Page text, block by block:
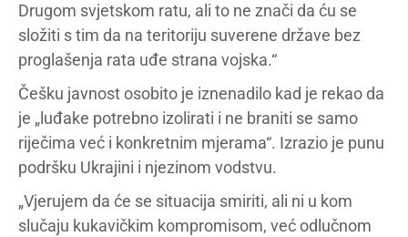
Drugom svjetskom ratu, ali to ne znači da ću se
složiti s tim da na teritoriju suverene države bez
proglašenja rata uđe strana vojska.“
Češku javnost osobito je iznenadilo kad je rekao da
je „luđake potrebno izolirati i ne braniti se samo
riječima već i konkretnim mjerama“. Izrazio je punu
podršku Ukrajini i njezinom vodstvu.
„Vjerujem da će se situacija smiriti, ali ni u kom
slučaju kukavičkim kompromisom, već odlučnom